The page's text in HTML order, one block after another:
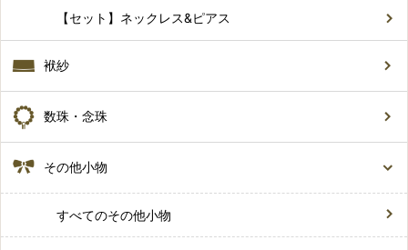
【セット】ネックレス&ピアス
袱紗
数珠・念珠
その他小物
すべてのその他小物